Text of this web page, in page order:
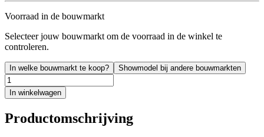
Voorraad in de bouwmarkt
Selecteer jouw bouwmarkt om de voorraad in de winkel te
controleren.
In welke bouwmarkt te koop? Showmodel bij andere bouwmarkten
In winkelwagen
Productomschrijving